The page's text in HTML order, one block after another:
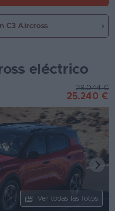
C3 Aircross
eléctrico
28.044 €
25.240 €
Ver todas las fotos